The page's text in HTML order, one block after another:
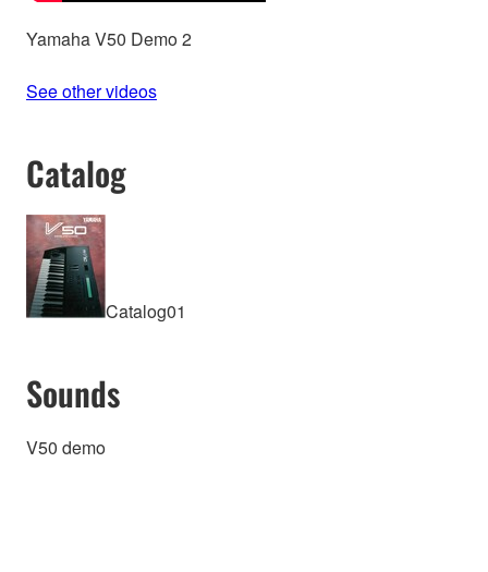
Yamaha V50 Demo 2
See other videos
Catalog
Catalog01
Sounds
V50 demo